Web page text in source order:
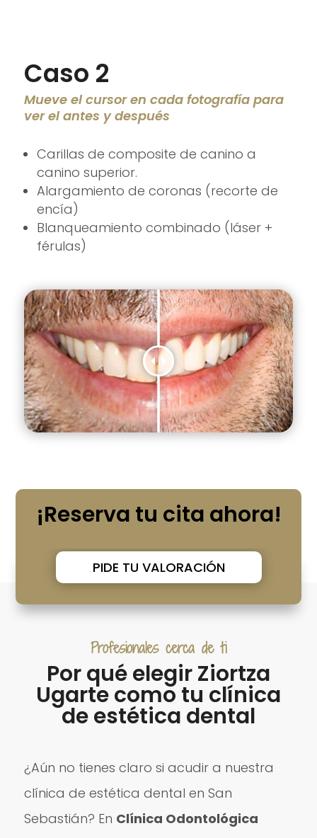
Caso 2
Mueve el cursor en cada fotografía para
ver el antes y después
Carillas de composite de canino a
canino superior.
Alargamiento de coronas (recorte de
encía)
Blanqueamiento combinado (láser +
férulas)
¡Reserva tu cita ahora!
PIDE TU VALORACIÓN
Profesionales cerca de ti
Por qué elegir Ziortza
Ugarte como tu clínica
de estética dental
¿Aún no tienes claro si acudir a nuestra
clínica de estética dental en San
Sebastián? En Clínica Odontológica